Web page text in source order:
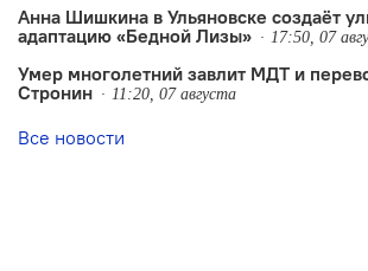
Анна Шишкина в Ульяновске создаëт
адаптацию «Бедной Лизы»
17:50, 07
Умер многолетний завлит МДТ и
Стронин
11:20, 07 августа
Все новости